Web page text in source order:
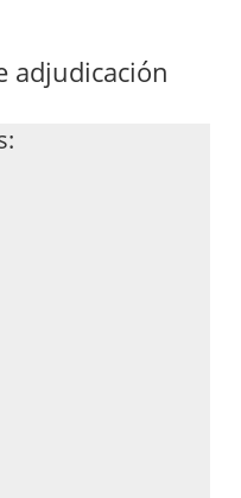
adjudicación